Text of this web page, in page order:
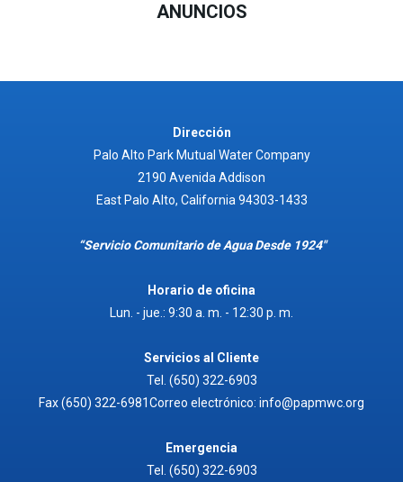
ANUNCIOS
Dirección
Palo Alto Park Mutual Water Company
2190 Avenida Addison
East Palo Alto, California 94303-1433
“Servicio Comunitario de Agua Desde 1924"
Horario de oficina
Lun. - jue.: 9:30 a. m. - 12:30 p. m.
Servicios al Cliente
Tel. (650) 322-6903
Fax (650) 322-6981Correo electrónico: info@papmwc.org
Emergencia
Tel. (650) 322-6903